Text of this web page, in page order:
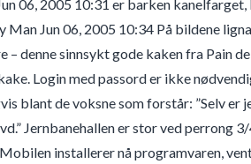
06, 2005 10:31 er barken
Jun 06, 2005 10:34 På bildene
– denne sinnsykt gode kaken fra Pain
Login med passord er ikke
blant de voksne som forstår: ”Selv
Jernbanehallen er stor ved perrong
installerer nå programvaren,